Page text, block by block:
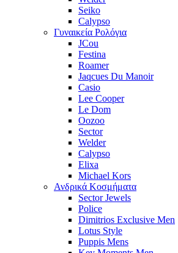
Seiko
Calypso
Γυναικεία Ρολόγια
JCou
Festina
Roamer
Jaqcues Du Manoir
Casio
Lee Cooper
Le Dom
Oozoo
Sector
Welder
Calypso
Elixa
Michael Kors
Ανδρικά Κοσμήματα
Sector Jewels
Police
Dimitrios Exclusive Men
Lotus Style
Puppis Mens